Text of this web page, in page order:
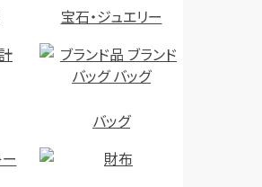
宝石・ジュエリー
バッグ